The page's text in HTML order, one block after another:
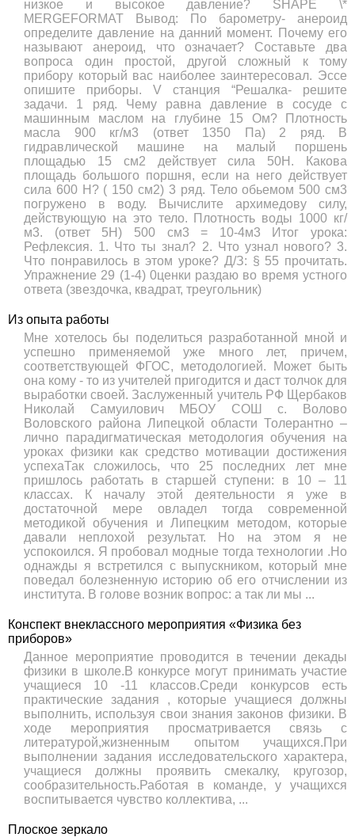
низкое и высокое давление? SHAPE \*
MERGEFORMAT Вывод: По барометру- анероид
определите давление на данний момент. Почему его
называют анероид, что означает? Составьте два
вопроса один простой, другой сложный к тому
прибору который вас наиболее заинтересовал. Эссе
опишите приборы. V станция “Решалка- решите
задачи. 1 ряд. Чему равна давление в сосуде с
машинным маслом на глубине 15 Ом? Плотность
масла 900 кг/м3 (ответ 1350 Па) 2 ряд. В
гидравлической машине на малый поршень
площадью 15 см2 действует сила 50Н. Какова
площадь большого поршня, если на него действует
сила 600 Н? ( 150 см2) 3 ряд. Тело обьемом 500 см3
погружено в воду. Вычислите архимедову силу,
действующую на это тело. Плотность воды 1000 кг/
м3. (ответ 5Н) 500 см3 = 10-4м3 Итог урока:
Рефлексия. 1. Что ты знал? 2. Что узнал нового? 3.
Что понравилось в этом уроке? Д/З: § 55 прочитать.
Упражнение 29 (1-4) 0ценки раздаю во время устного
ответа (звездочка, квадрат, треугольник)
Из опыта работы
Мне хотелось бы поделиться разработанной мной и
успешно применяемой уже много лет, причем,
соответствующей ФГОС, методологией. Может быть
она кому - то из учителей пригодится и даст толчок для
выработки своей. Заслуженный учитель РФ Щербаков
Николай Самуилович МБОУ СОШ с. Волово
Воловского района Липецкой области Толерантно –
лично парадигматическая методология обучения на
уроках физики как средство мотивации достижения
успехаТак сложилось, что 25 последних лет мне
пришлось работать в старшей ступени: в 10 – 11
классах. К началу этой деятельности я уже в
достаточной мере овладел тогда современной
методикой обучения и Липецким методом, которые
давали неплохой результат. Но на этом я не
успокоился. Я пробовал модные тогда технологии .Но
однажды я встретился с выпускником, который мне
поведал болезненную историю об его отчислении из
института. В голове возник вопрос: а так ли мы ...
Конспект внеклассного мероприятия «Физика без
приборов»
Данное мероприятие проводится в течении декады
физики в школе.В конкурсе могут принимать участие
учащиеся 10 -11 классов.Среди конкурсов есть
практические задания , которые учащиеся должны
выполнить, используя свои знания законов физики. В
ходе мероприятия просматривается связь с
литературой,жизненным опытом учащихся.При
выполнении задания исследовательского характера,
учащиеся должны проявить смекалку, кругозор,
сообразительность.Работая в команде, у учащихся
воспитывается чувство коллектива, ...
Плоское зеркало